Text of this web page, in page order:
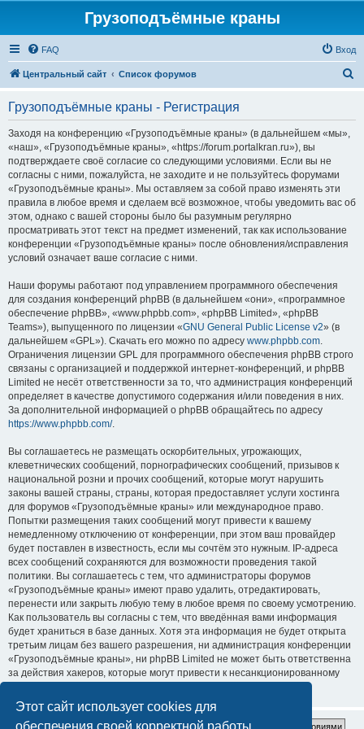
Этот сайт использует cookies для
обеспечения своей корректной работы.
Грузоподъёмные краны
FAQ Вход
Центральный сайт Список форумов
Грузоподъёмные краны - Регистрация
Заходя на конференцию «Грузоподъёмные краны» (в дальнейшем «мы»,
«наш», «Грузоподъёмные краны», «https://forum.portalkran.ru»), вы
подтверждаете своё согласие со следующими условиями. Если вы не
согласны с ними, пожалуйста, не заходите и не пользуйтесь форумами
«Грузоподъёмные краны». Мы оставляем за собой право изменять эти
правила в любое время и сделаем всё возможное, чтобы уведомить вас об
этом, однако с вашей стороны было бы разумным регулярно
просматривать этот текст на предмет изменений, так как использование
конференции «Грузоподъёмные краны» после обновления/исправления
условий означает ваше согласие с ними.
Наши форумы работают под управлением программного обеспечения
для создания конференций phpBB (в дальнейшем «они», «программное
обеспечение phpBB», «www.phpbb.com», «phpBB Limited», «phpBB
Teams»), выпущенного по лицензии «GNU General Public License v2» (в
дальнейшем «GPL»). Скачать его можно по адресу www.phpbb.com.
Ограничения лицензии GPL для программного обеспечения phpBB строго
связаны с организацией и поддержкой интернет-конференций, и phpBB
Limited не несёт ответственности за то, что администрация конференций
определяет в качестве допустимого содержания и/или поведения в них.
За дополнительной информацией о phpBB обращайтесь по адресу
https://www.phpbb.com/.
Вы соглашаетесь не размещать оскорбительных, угрожающих,
клеветнических сообщений, порнографических сообщений, призывов к
национальной розни и прочих сообщений, которые могут нарушить
законы вашей страны, страны, которая предоставляет услуги хостинга
для форумов «Грузоподъёмные краны» или международное право.
Попытки размещения таких сообщений могут привести к вашему
немедленному отключению от конференции, при этом ваш провайдер
будет поставлен в известность, если мы сочтём это нужным. IP-адреса
всех сообщений сохраняются для возможности проведения такой
политики. Вы соглашаетесь с тем, что администраторы форумов
«Грузоподъёмные краны» имеют право удалить, отредактировать,
перенести или закрыть любую тему в любое время по своему усмотрению.
Как пользователь вы согласны с тем, что введённая вами информация
будет храниться в базе данных. Хотя эта информация не будет открыта
третьим лицам без вашего разрешения, ни администрация конференции
«Грузоподъёмные краны», ни phpBB Limited не может быть ответственна
за действия хакеров, которые могут привести к несанкционированному